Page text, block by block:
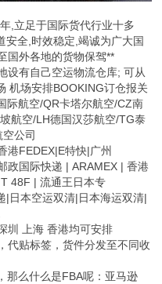
,立足于国际货代行业十多
安全,时效稳定,竭诚为广大国
国外各地的货物保驾**
设有自己空运物流仓库; 可从
机场安排BOOKING订仓报关
际航空/QR卡塔尔航空/CZ南
航空/LH德国汉莎航空/TG泰
公司
港FEDEX|E特快|广州
政国际快递 | ARAMEX | 香港
48F | 流通王日本专
|日本空运双清|日本海运双清|
圳 上海 香港均可安排
代贴标签，货件分发至不同收
那么什么是FBA呢：亚马逊